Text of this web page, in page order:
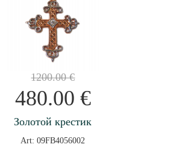
1200.00€
480.00 €
Золотой крестик
Art: 09FB4056002